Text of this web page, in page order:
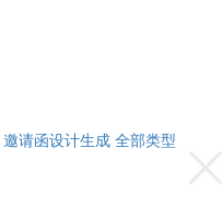
邀请函设计生成 全部类型